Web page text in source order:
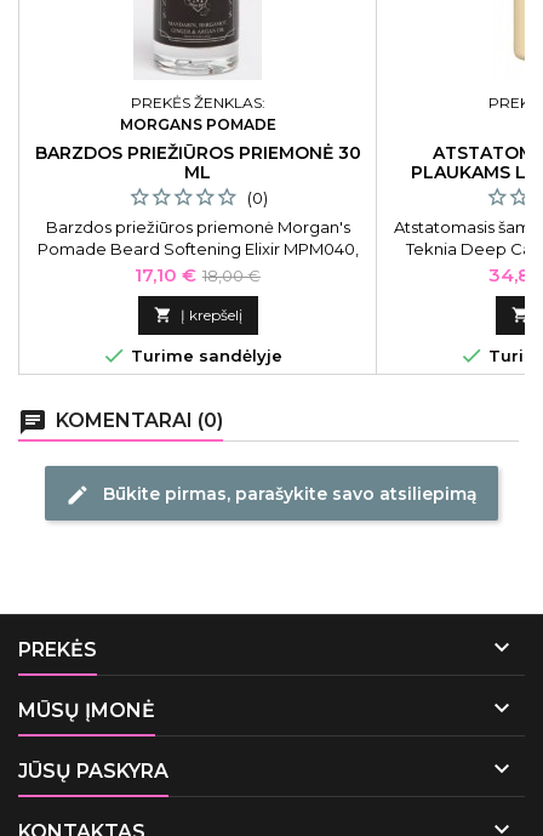
PREKĖS ŽENKLAS:
MORGANS POMADE
BARZDOS PRIEŽIŪROS PRIEMONĖ 30
ML
(0)
Barzdos priežiūros priemonė Morgan's
Pomade Beard Softening Elixir MPM040,
30 ml
Kaina
17,10 € Bazinė
kaina
18,00 €
 Į krepšelį
 Turime sandėlyje
PLAUKAMS
Atstatomasis
Teknia Deep
sausiems irKaina


chat KOMENTARAI (0)
edit Būkite pirmas, parašykite savo atsiliepimą
PREKĖS 
MŪSŲ ĮMONĖ 
JŪSŲ PASKYRA 
